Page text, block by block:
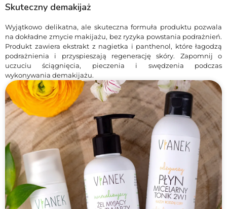
Skuteczny demakijaż
Wyjątkowo delikatna, ale skuteczna formuła produktu pozwala
na dokładne zmycie makijażu, bez ryzyka powstania podrażnień.
Produkt zawiera ekstrakt z nagietka i panthenol, które łagodzą
podrażnienia i przyspieszają regenerację skóry. Zapomnij o
uczuciu ściągnięcia, pieczenia i swędzenia podczas
wykonywania demakijażu.